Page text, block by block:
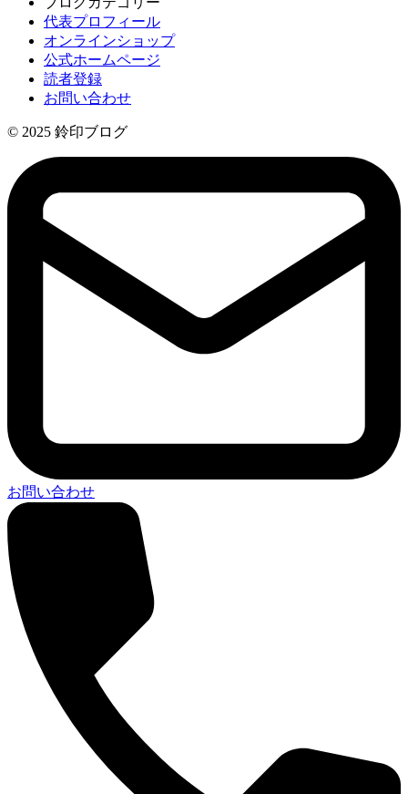
代表プロフィール
オンラインショップ
公式ホームページ
読者登録
お問い合わせ
© 2025 鈴印ブログ
お問い合わせ